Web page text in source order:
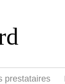
prestataires